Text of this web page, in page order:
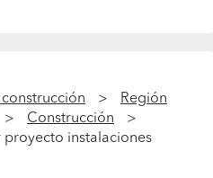
construcción
Región
Construcción
proyecto instalaciones